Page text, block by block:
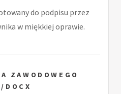
do podpisu przez
w miękkiej oprawie.
ZAWODOWEGO
DOCX